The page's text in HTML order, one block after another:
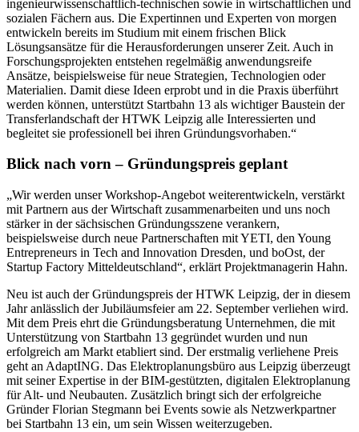
ingenieurwissenschaftlich-technischen sowie in wirtschaftlichen und
sozialen Fächern aus. Die Expertinnen und Experten von morgen
entwickeln bereits im Studium mit einem frischen Blick
Lösungsansätze für die Herausforderungen unserer Zeit. Auch in
Forschungsprojekten entstehen regelmäßig anwendungsreife
Ansätze, beispielsweise für neue Strategien, Technologien oder
Materialien. Damit diese Ideen erprobt und in die Praxis überführt
werden können, unterstützt Startbahn 13 als wichtiger Baustein der
Transferlandschaft der HTWK Leipzig alle Interessierten und
begleitet sie professionell bei ihren Gründungsvorhaben.“
Blick nach vorn – Gründungspreis geplant
„Wir werden unser Workshop-Angebot weiterentwickeln, verstärkt
mit Partnern aus der Wirtschaft zusammenarbeiten und uns noch
stärker in der sächsischen Gründungsszene verankern,
beispielsweise durch neue Partnerschaften mit YETI, den Young
Entrepreneurs in Tech and Innovation Dresden, und boOst, der
Startup Factory Mitteldeutschland“, erklärt Projektmanagerin Hahn.
Neu ist auch der Gründungspreis der HTWK Leipzig, der in diesem
Jahr anlässlich der Jubiläumsfeier am 22. September verliehen wird.
Mit dem Preis ehrt die Gründungsberatung Unternehmen, die mit
Unterstützung von Startbahn 13 gegründet wurden und nun
erfolgreich am Markt etabliert sind. Der erstmalig verliehene Preis
geht an AdaptING. Das Elektroplanungsbüro aus Leipzig überzeugt
mit seiner Expertise in der BIM-gestützten, digitalen Elektroplanung
für Alt- und Neubauten. Zusätzlich bringt sich der erfolgreiche
Gründer Florian Stegmann bei Events sowie als Netzwerkpartner
bei Startbahn 13 ein, um sein Wissen weiterzugeben.